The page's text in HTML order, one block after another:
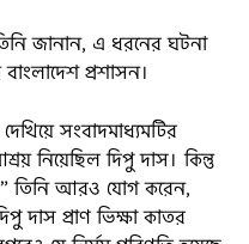
জানান, এ ধরনের ঘটনা
প্রশাসন।
সংবাদমাধ্যমটির
নিয়েছিল দিপু দাস। কিন্তু
তিনি আরও যোগ করেন,
দাস প্রাণ ভিক্ষা কাতর